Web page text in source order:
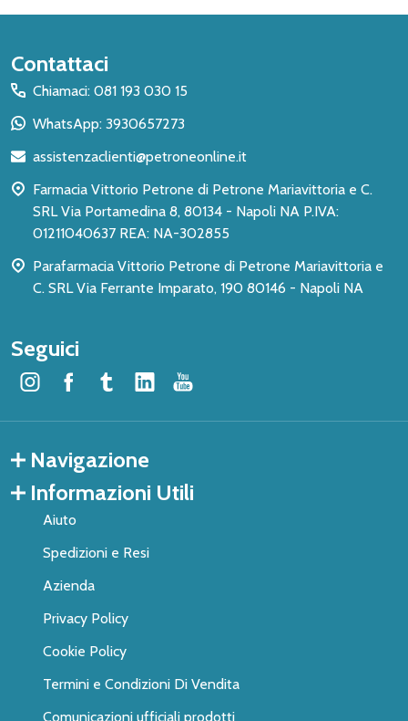
Inizio
del
piè
pagina
Contattaci
Chiamaci: 081 193 030 15
WhatsApp: 3930657273
assistenzaclienti@petroneonline.it
Farmacia Vittorio Petrone di Petrone Mariavittoria e C.
SRL Via Portamedina 8, 80134 - Napoli NA P.IVA:
01211040637 REA: NA-302855
Parafarmacia Vittorio Petrone di Petrone Mariavittoria e
C. SRL Via Ferrante Imparato, 190 80146 - Napoli NA
Seguici
Navigazione
Informazioni Utili
Aiuto
Spedizioni e Resi
Azienda
Privacy Policy
Cookie Policy
Termini e Condizioni Di Vendita
Comunicazioni ufficiali prodotti